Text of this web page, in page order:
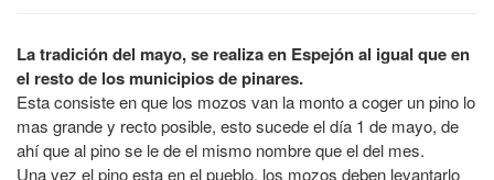
La tradición del mayo, se realiza en Espejón al igual que en
el resto de los municipios de pinares.
Esta consiste en que los mozos van la monto a coger un pino lo
mas grande y recto posible, esto sucede el día 1 de mayo, de
ahí que al pino se le de el mismo nombre que el del mes.
Una vez el pino esta en el pueblo, los mozos deben levantarlo